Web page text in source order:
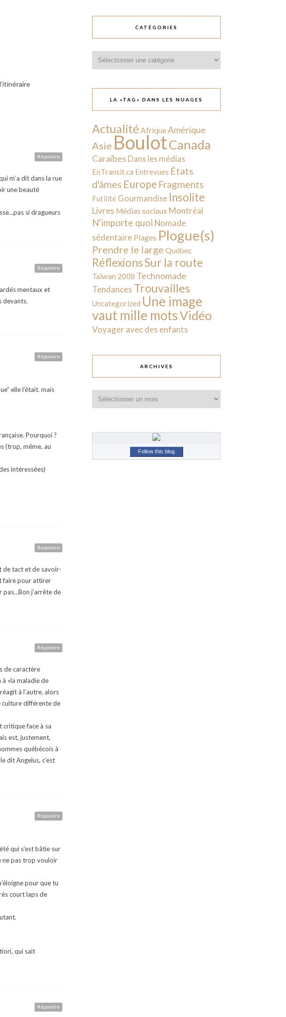
Répondre
m’a dit dans la rue
une beauté
si dragueurs
Répondre
mentaux et
devants.
Répondre
elle l’était. mais
Pourquoi ?
(trop, même, au
intéressées)
Répondre
de tact et de savoir-
faire pour attirer
pas…Bon j’arrête de
Répondre
de caractère
«la maladie de
à l’autre, alors
culture différente de
critique face à sa
est, justement,
québécois à
dit Angelus, c’est
Répondre
qui s’est bâtie sur
ne pas trop vouloir
pour que tu
court laps de
qui sait
Répondre
CATÉGORIES
LA «TAG» DANS LES NUAGES
Actualité AfriqueAmérique
Asie BoulotCanada
Caraïbes Dans les médias
EnTransit.ca Entrevues États
d'âmes Europe Fragments
Futilité Gourmandise Insolite
Livres Médias sociaux Montréal
N'importe quoi Nomade
sédentaire Plages Plogue(s)
Prendre le large Québec
RéflexionsSur la route
Taïwan 2008 Technomade
Tendances Trouvailles
Uncategorized Une image
vaut mille motsVidéo
Voyager avec des enfants
ARCHIVES
Follow this blog